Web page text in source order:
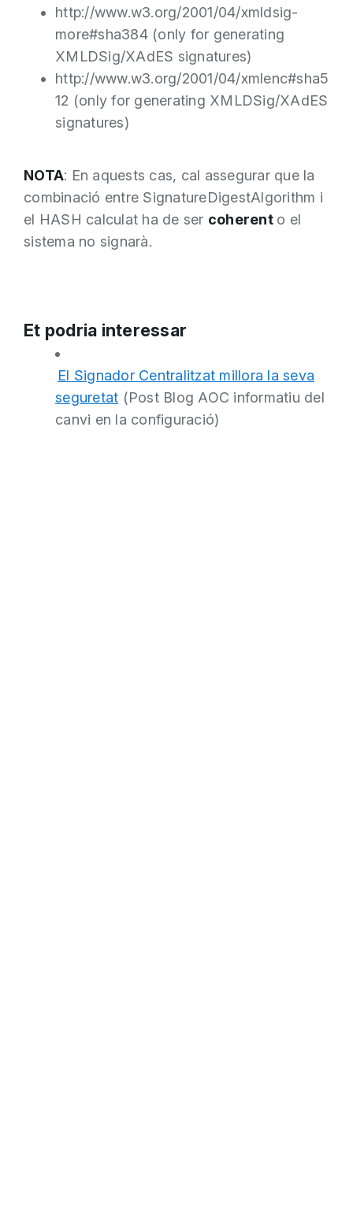
http://www.w3.org/2001/04/xmldsig-
more#sha384 (only for generating
XMLDSig/XAdES signatures)
http://www.w3.org/2001/04/xmlenc#sha5
12 (only for generating XMLDSig/XAdES
signatures)
NOTA: En aquests cas, cal assegurar que la
combinació entre SignatureDigestAlgorithm i
el HASH calculat ha de ser coherent o el
sistema no signarà.
Et podria interessar
El Signador Centralitzat millora la seva
seguretat (Post Blog AOC informatiu del
canvi en la configuració)